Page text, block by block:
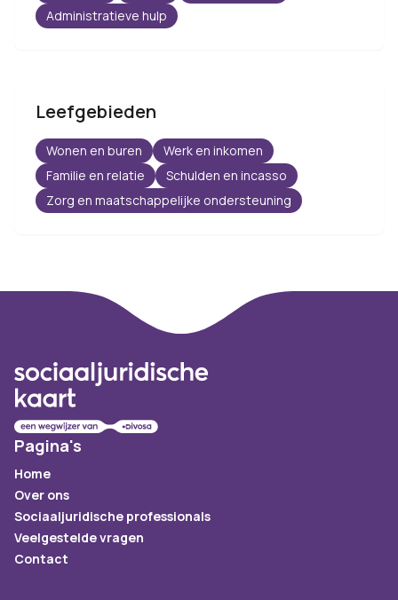
Administratieve hulp
Leefgebieden
Wonen en buren
Werk en inkomen
Familie en relatie
Schulden en incasso
Zorg en maatschappelijke ondersteuning
Pagina's
Home
Over ons
Sociaaljuridische professionals
Veelgestelde vragen
Contact